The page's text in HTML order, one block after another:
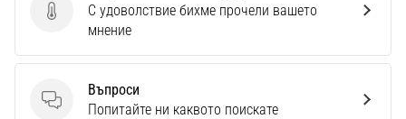
Изпратете отзив за продукта
С удоволствие бихме прочели вашето
мнение
Въпроси
Въпроси
Попитайте ни каквото поискате